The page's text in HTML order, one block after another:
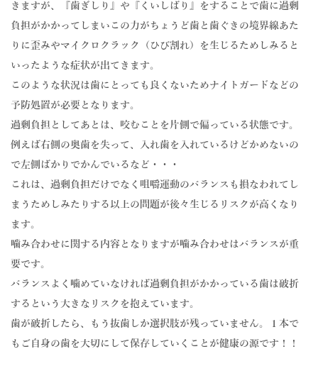
きますが、『歯ぎしり』や『くいしばり』をすることで歯に過剰
負担がかかってしまいこの力がちょうど歯と歯ぐきの境界線あた
りに歪みやマイクロクラック（ひび割れ）を生じるためしみると
いったような症状が出てきます。
このような状況は歯にとっても良くないためナイトガードなどの
予防処置が必要となります。
過剰負担としてあとは、咬むことを片側で偏っている状態です。
例えば右側の奥歯を失って、入れ歯を入れているけどかめないの
で左側ばかりでかんでいるなど・・・
これは、過剰負担だけでなく咀嚼運動のバランスも損なわれてし
まうためしみたりする以上の問題が後々生じるリスクが高くなり
ます。
噛み合わせに関する内容となりますが噛み合わせはバランスが重
要です。
バランスよく噛めていなければ過剰負担がかかっている歯は破折
するという大きなリスクを抱えています。
歯が破折したら、もう抜歯しか選択肢が残っていません。１本で
もご自身の歯を大切にして保存していくことが健康の源です！！